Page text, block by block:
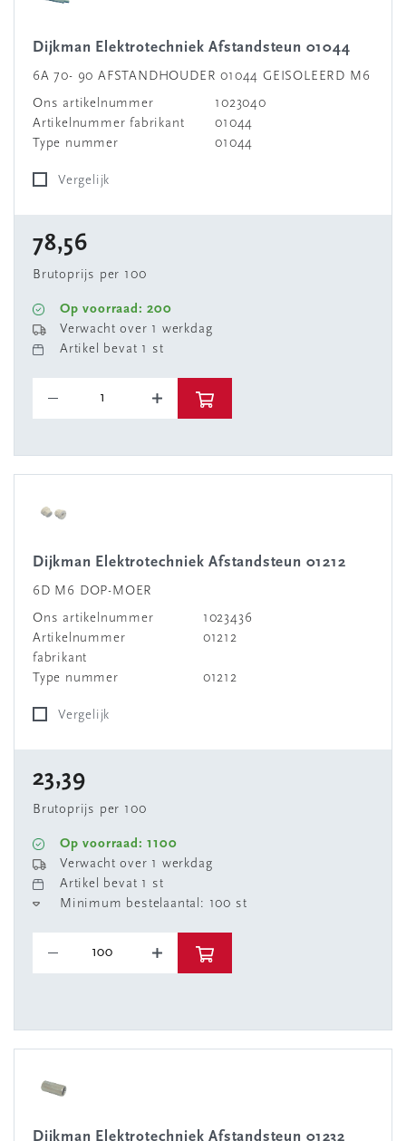
Dijkman Elektrotechniek Afstandsteun 01044
6A 70- 90 AFSTANDHOUDER 01044 GEISOLEERD M6
Ons artikelnummer
1023040
Artikelnummer fabrikant
01044
Type nummer
01044
Vergelijk
78,56
Brutoprijs per 100
Op voorraad: 200
Verwacht over 1 werkdag
Artikel bevat 1 st
Dijkman Elektrotechniek Afstandsteun 01212
6D M6 DOP-MOER
Ons artikelnummer
1023436
Artikelnummer
fabrikant
01212
Type nummer 01212
Vergelijk
23,39
Brutoprijs per 100
Op voorraad: 1100
Verwacht over 1 werkdag
Artikel bevat 1 st
Minimum bestelaantal: 100 st
Dijkman Elektrotechniek Afstandsteun 01232